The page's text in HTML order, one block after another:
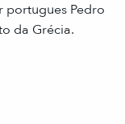
portugues Pedro
da Grécia.